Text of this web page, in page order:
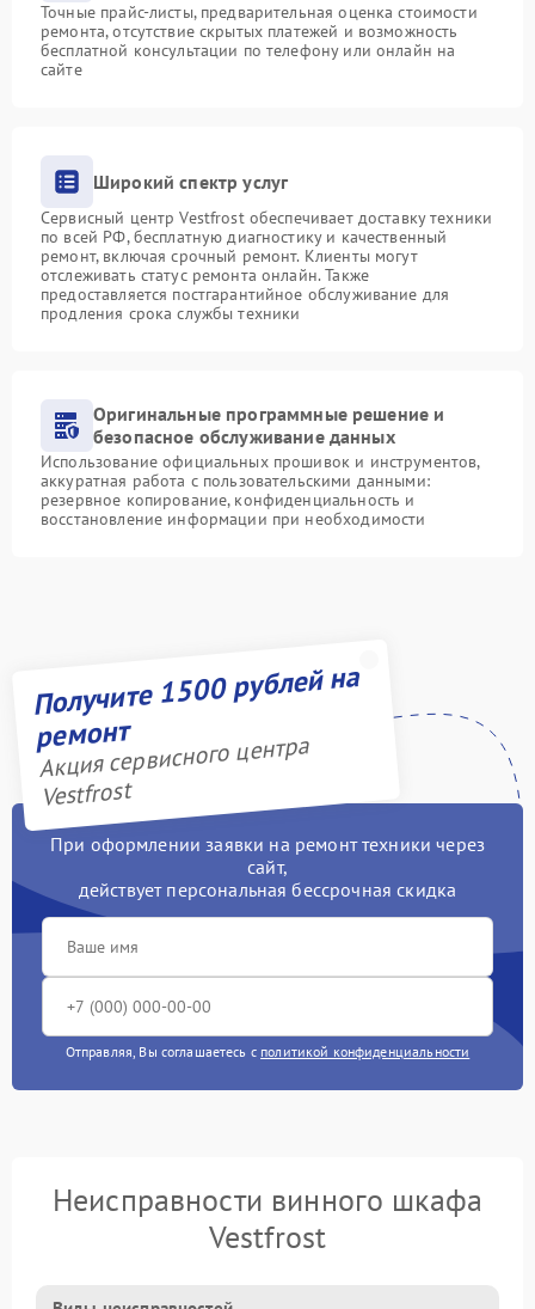
Точные прайс-листы, предварительная оценка стоимости
ремонта, отсутствие скрытых платежей и возможность
бесплатной консультации по телефону или онлайн на
сайте
Широкий спектр услуг
Сервисный центр Vestfrost обеспечивает доставку техники
по всей РФ, бесплатную диагностику и качественный
ремонт, включая срочный ремонт. Клиенты могут
отслеживать статус ремонта онлайн. Также
предоставляется постгарантийное обслуживание для
продления срока службы техники
Оригинальные программные решение и
безопасное обслуживание данных
Использование официальных прошивок и инструментов,
аккуратная работа с пользовательскими данными:
резервное копирование, конфиденциальность и
восстановление информации при необходимости
Получите 1500 рублей на
ремонт
Акция сервисного центра
Vestfrost
При оформлении заявки на ремонт техники через
сайт,
действует персональная бессрочная скидка
Отправляя, Вы соглашаетесь с политикой конфиденциальности
Неисправности винного шкафа
Vestfrost